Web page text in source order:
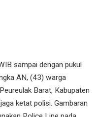
sampai dengan pukul
AN, (43) warga
Barat, Kabupaten
ketat polisi. Gambaran